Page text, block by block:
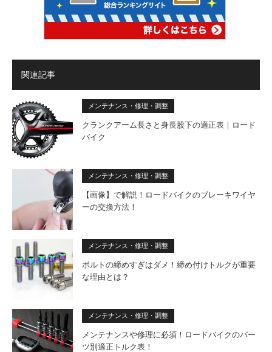
関連記事
メンテナンス・修理・調整
クランクアーム長さと身長股下の適正表｜ロード
バイク
メンテナンス・修理・調整
【画像】で解説！ロードバイクのブレーキワイヤ
ーの交換方法！
メンテナンス・修理・調整
ボルトの締めすぎはダメ！締め付けトルクが重要
な理由とは？
メンテナンス・修理・調整
メンテナンスや修理に必須！ロードバイクのパー
ツ別適正トルク表！